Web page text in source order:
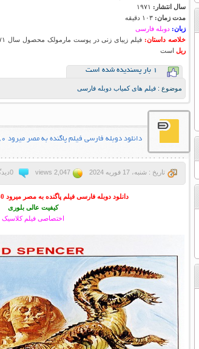
سال انتشار:
مدت زمان:
زبان: دوبله فارسی
خلاصه داستان: فیلم زیبای زنی در پوست مارمولک محصول سال ۱۹۷۱ کشور ایتالیا با
ریل است
1 بار پسنديده شده است
موضوع : فیلم های کمیاب دوبله فارسی
دانلود دوبله فارسی فیلم پاگنده به مصر میرود Flatfoot in Egypt 1980
تاریخ : شنبه، 17 فوریه 2024 2,047 views 0دیدگاه
دانلود دوبله فارسی فیلم پاگنده به مصر میرود Flatfoot in Egypt 1980
کیفیت عالی بلوری
اختصاصی فیلم کلاسیک